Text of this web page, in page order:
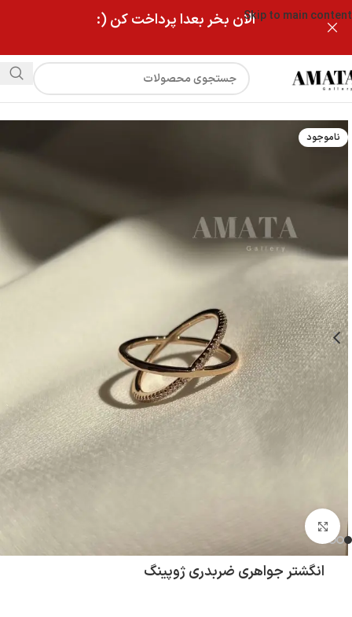
Skip to main contentالان بخر بعدا پرداخت کن (:
فروشگاه انگشتر جواهری ضربدری ژوپینگ
ناموجود
بزرگنمایی تصویر
انگشتر جواهری ضربدری ژوپینگ